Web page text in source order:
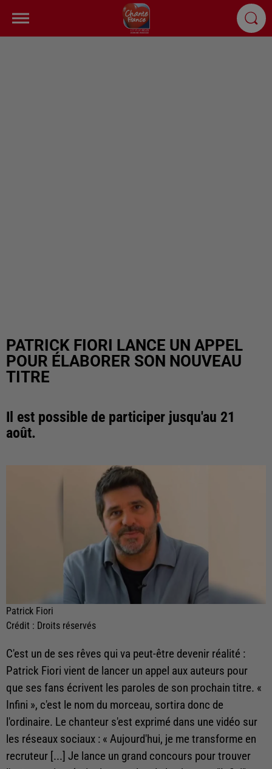
PATRICK FIORI LANCE UN APPEL
POUR ÉLABORER SON NOUVEAU
TITRE
Il est possible de participer jusqu'au 21
août.
Patrick Fiori
Crédit : Droits réservés
C'est un de ses rêves qui va peut-être devenir réalité :
Patrick Fiori vient de lancer un appel aux auteurs pour
que ses fans écrivent les paroles de son prochain titre. «
Infini », c'est le nom du morceau, sortira donc de
l'ordinaire. Le chanteur s'est exprimé dans une vidéo sur
les réseaux sociaux : « Aujourd'hui, je me transforme en
recruteur [...] Je lance un grand concours pour trouver